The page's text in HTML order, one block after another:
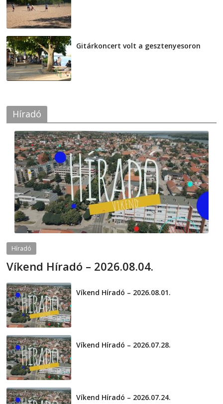
Gitárkoncert volt a gesztenyesoron
Híradó
Híradó
Víkend Híradó – 2026.08.04.
Víkend Híradó – 2026.08.01.
Víkend Híradó – 2026.07.28.
Víkend Híradó – 2026.07.24.